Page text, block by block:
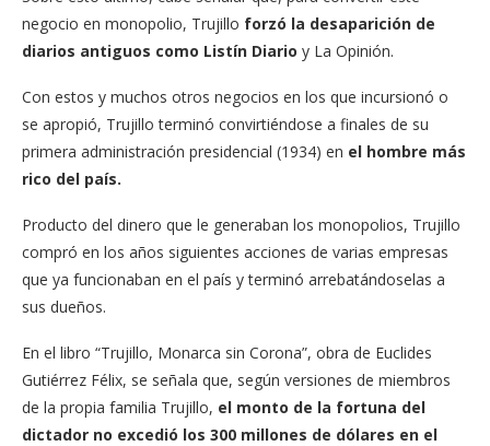
negocio en monopolio, Trujillo forzó la desaparición de
diarios antiguos como Listín Diario y La Opinión.
Con estos y muchos otros negocios en los que incursionó o
se apropió, Trujillo terminó convirtiéndose a finales de su
primera administración presidencial (1934) en el hombre más
rico del país.
Producto del dinero que le generaban los monopolios, Trujillo
compró en los años siguientes acciones de varias empresas
que ya funcionaban en el país y terminó arrebatándoselas a
sus dueños.
En el libro “Trujillo, Monarca sin Corona”, obra de Euclides
Gutiérrez Félix, se señala que, según versiones de miembros
de la propia familia Trujillo, el monto de la fortuna del
dictador no excedió los 300 millones de dólares en el